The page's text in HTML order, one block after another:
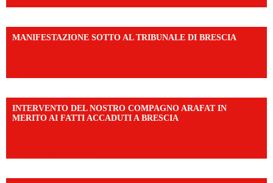
MANIFESTAZIONE SOTTO AL TRIBUNALE DI BRESCIA
INTERVENTO DEL NOSTRO COMPAGNO ARAFAT IN
MERITO AI FATTI ACCADUTI A BRESCIA